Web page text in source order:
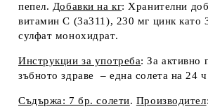
пепел. Добавки на кг: Хранителни
витамин С (3а311), 230 мг цинк като
сулфат монохидрат.
Инструкции за употреба: За активно
зъбното здраве – една солета на 24
Съдържа: 7 бр. солети. Производител